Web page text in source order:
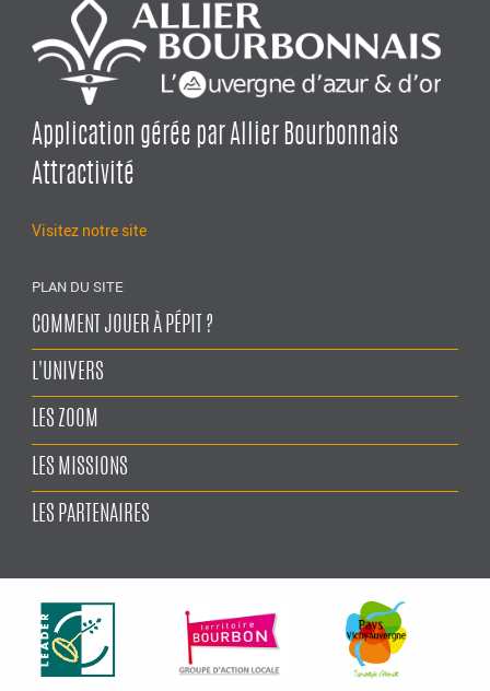
Application gérée par Allier Bourbonnais
Attractivité
Visitez notre site
PLAN DU SITE
COMMENT JOUER À PÉPIT ?
L'UNIVERS
LES ZOOM
LES MISSIONS
LES PARTENAIRES